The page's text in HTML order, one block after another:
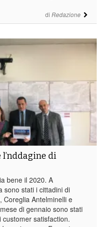
di Redazione
di
bene il 2020. A
sono stati i cittadini di
Coreglia Antelminelli e
di gennaio sono stati
customer satisfaction.